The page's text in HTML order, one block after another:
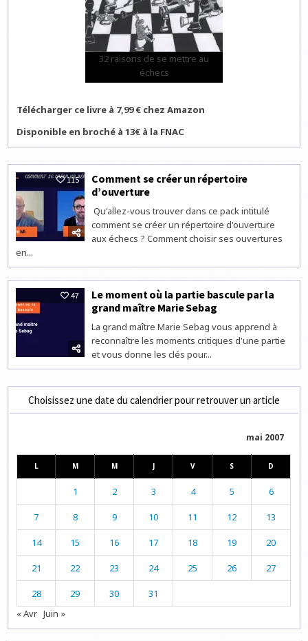
32 raisons de se mettre au
échecs
Télécharger ce livre à 7,99 € chez Amazon
Disponible en broché à 13€ à la FNAC
115
Comment se créer un répertoire
d’ouverture
Qu'allez-vous trouver dans ce pack intitulé
comment se créer un répertoire d'ouverture
aux échecs ? Comment choisir ses ouvertures
en...
47
Le moment où la partie bascule par la
grand maître Marie Sebag
La grand maître Marie Sebag vous apprend à
reconnaître les moments critiques d'une partie
et vous donne les clés pour...
Choisissez une date du calendrier pour retrouver un article
mai 2007
L M M J V S D
1 2 3 4 5 6
7 8 9 10 11 12 13
14 15 16 17 18 19 20
21 22 23 24 25 26 27
28 29 30
31
« Avr Juin »